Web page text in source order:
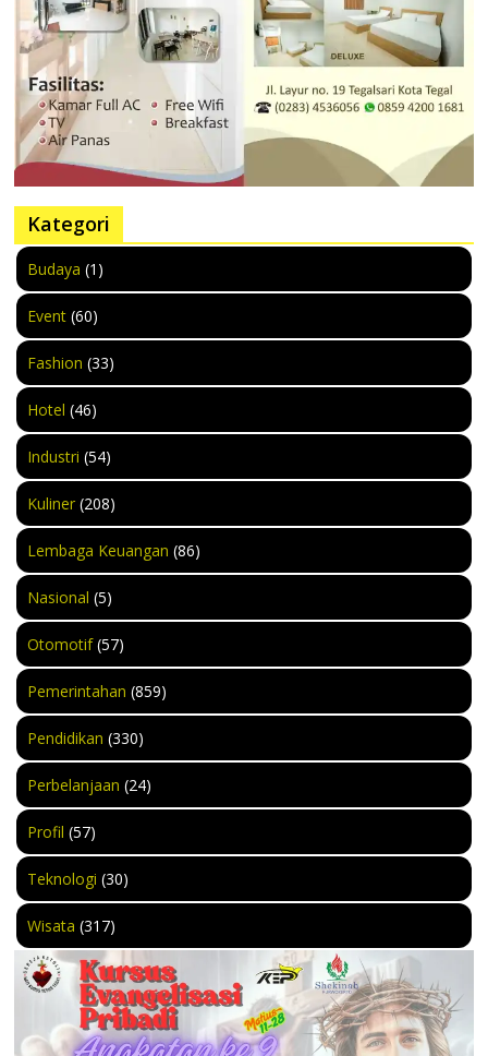
Kategori
Budaya (1)
Event (60)
Fashion (33)
Hotel (46)
Industri (54)
Kuliner (208)
Lembaga Keuangan (86)
Nasional (5)
Otomotif(57)
Pemerintahan (859)
Pendidikan (330)
Perbelanjaan (24)
Profil (57)
Teknologi (30)
Wisata (317)